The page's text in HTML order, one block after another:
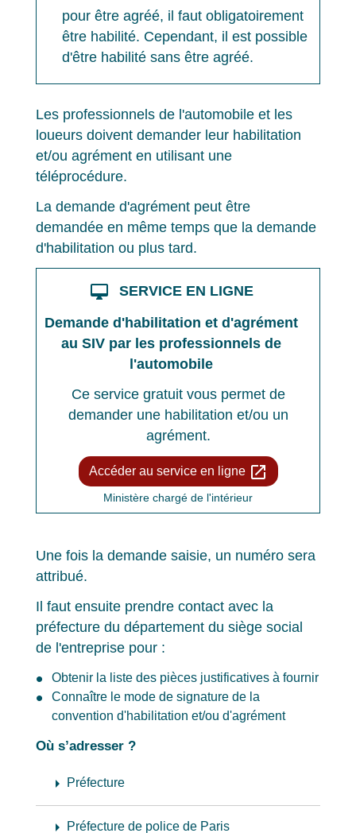
pour être agréé, il faut obligatoirement
être habilité. Cependant, il est possible
d'être habilité sans être agréé.
Les professionnels de l'automobile et les
loueurs doivent demander leur habilitation
et/ou agrément en utilisant une
téléprocédure.
La demande d'agrément peut être
demandée en même temps que la demande
d'habilitation ou plus tard.
desktop_mac
SERVICE EN LIGNE
Demande d'habilitation et d'agrément
au SIV par les professionnels de
l'automobile
Ce service gratuit vous permet de
demander une habilitation et/ou un
agrément.
Accéder au service en ligne open_in_new
Ministère chargé de l'intérieur
Une fois la demande saisie, un numéro sera
attribué.
Il faut ensuite prendre contact avec la
préfecture du département du siège social
de l'entreprise pour :
Obtenir la liste des pièces justificatives à fournir
Connaître le mode de signature de la
convention d'habilitation et/ou d'agrément
Où s’adresser ?
arrow_right Préfecture
arrow_right Préfecture de police de Paris